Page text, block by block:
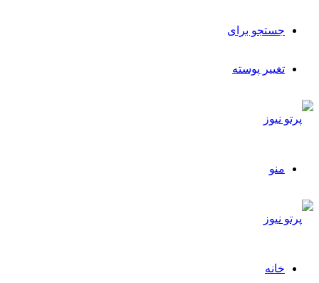
جستجو برای
تغییر پوسته
منو
خانه